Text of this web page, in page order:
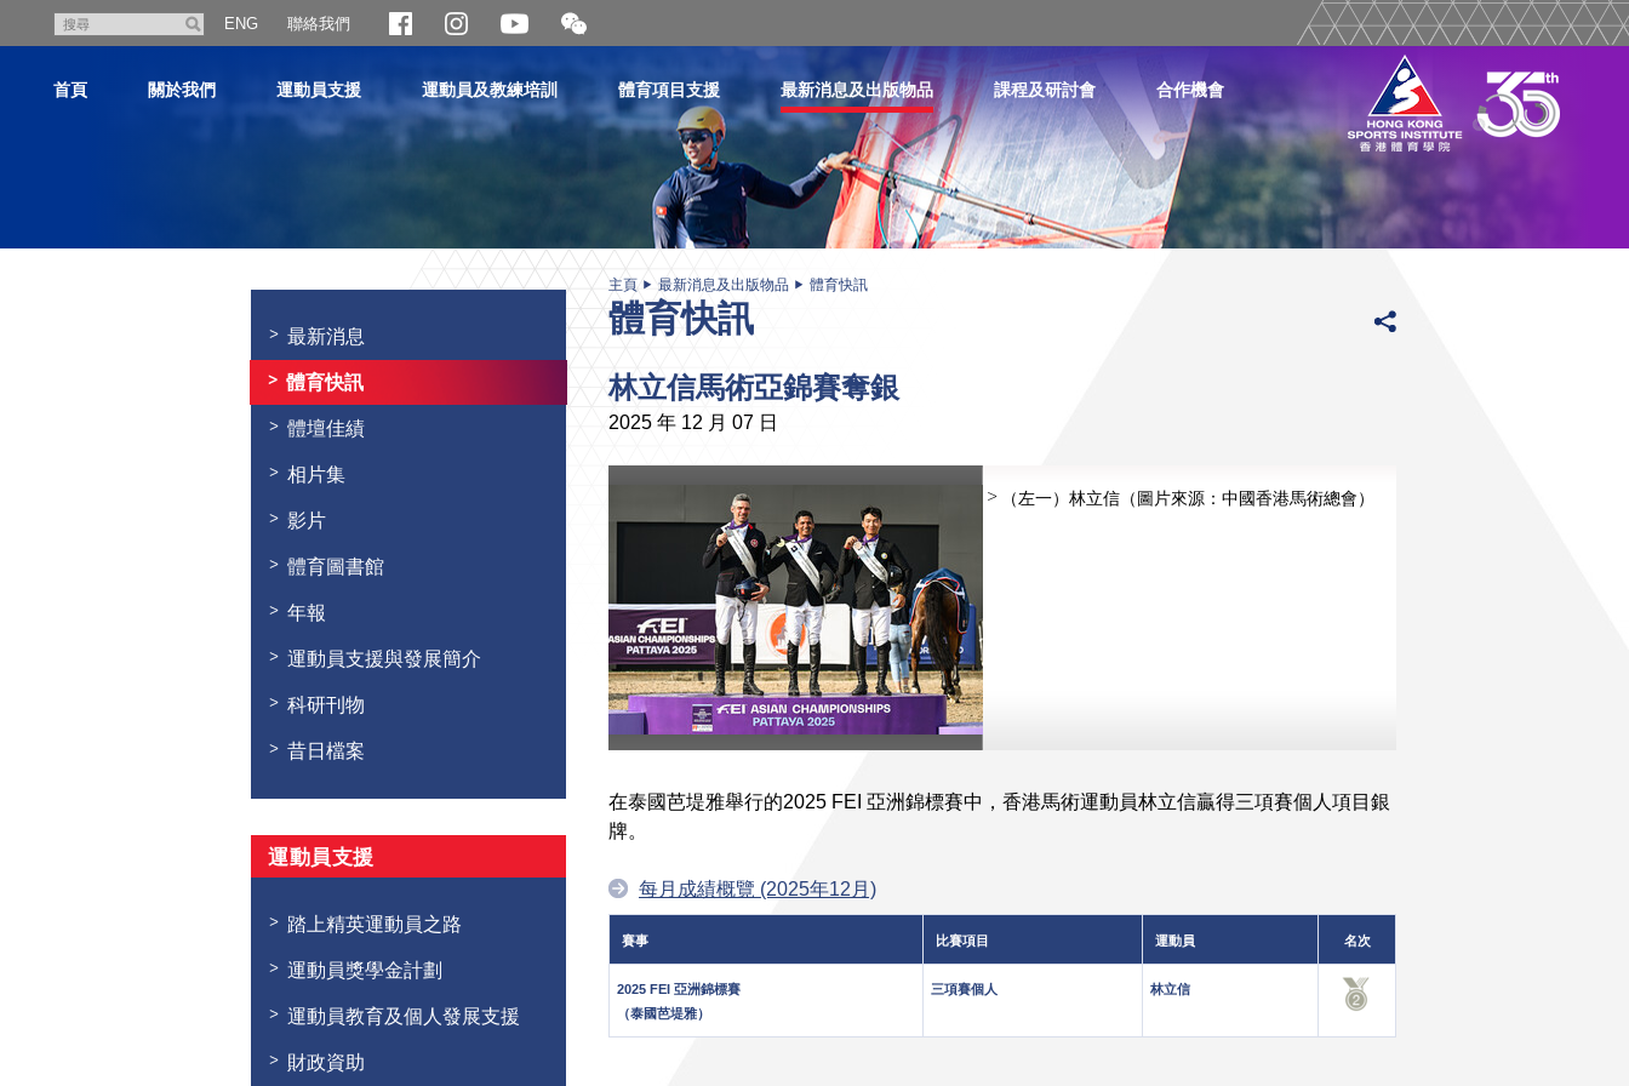
尋
ENG 聯絡我們
開
合
二
維
首頁 關於我們 運動員支援 運動員及教練培訓 體育項目支援 最新消息及出版物品 課程及研討會 合作機會
最新消息
體育快訊
體壇佳績
相片集
影片
體育圖書館
年報
運動員支援與發展簡介
科研刊物
昔日檔案
運動員支援
踏上精英運動員之路
運動員獎學金計劃
運動員教育及個人發展支援
財政資助
主頁 最新消息及出版物品 體育快訊
體育快訊
林立信馬術亞錦賽奪銀
2025 年 12 月 07 日
（左一）林立信（圖片來源：中國香港馬術總會）
在泰國芭堤雅舉行的2025 FEI 亞洲錦標賽中，香港馬術運動員林立信贏得三項賽個人項目銀
牌。
每月成績概覽 (2025年12月)
賽事 比賽項目 運動員 名次
2025 FEI 亞洲錦標賽
（泰國芭堤雅）
三項賽個人 林立信